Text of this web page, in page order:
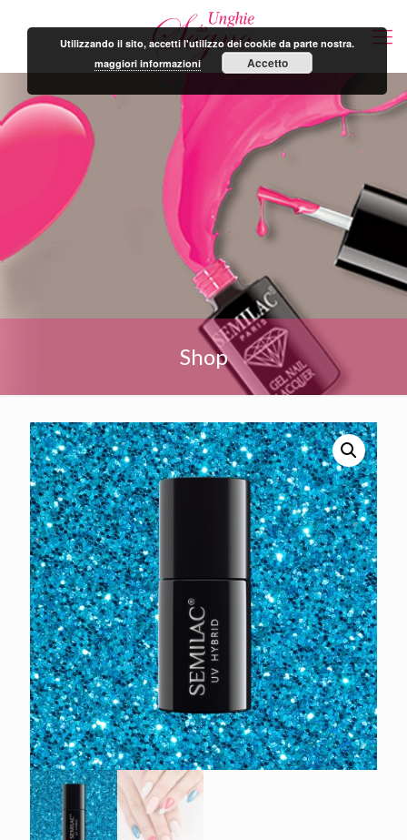
Shop
Utilizzando il sito, accetti l'utilizzo dei cookie da parte nostra.
maggiori informazioni
Accetto